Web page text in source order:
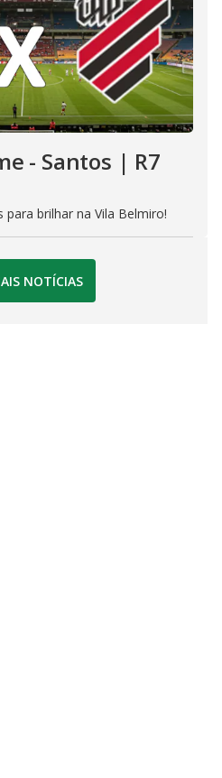
- Santos | R7
para brilhar na Vila Belmiro!
NOTÍCIAS